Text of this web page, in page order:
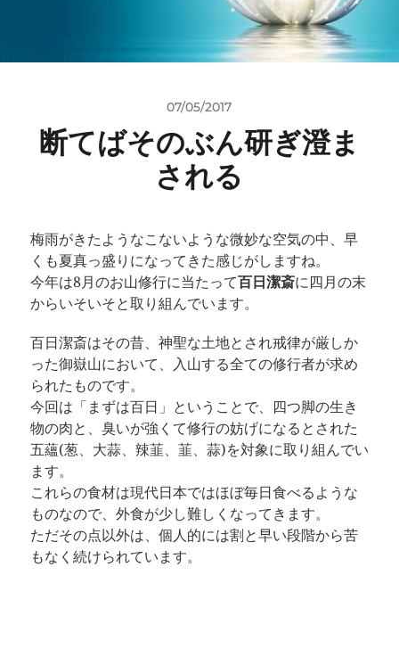
07/05/2017
断てばそのぶん研ぎ澄ま
される
梅雨がきたようなこないような微妙な空気の中、早
くも夏真っ盛りになってきた感じがしますね。
今年は8月のお山修行に当たって百日潔斎に四月の末
からいそいそと取り組んでいます。
百日潔斎はその昔、神聖な土地とされ戒律が厳しか
った御嶽山において、入山する全ての修行者が求め
られたものです。
今回は「まずは百日」ということで、四つ脚の生き
物の肉と、臭いが強くて修行の妨げになるとされた
五蘊(葱、大蒜、辣韮、韮、蒜)を対象に取り組んでい
ます。
これらの食材は現代日本ではほぼ毎日食べるような
ものなので、外食が少し難しくなってきます。
ただその点以外は、個人的には割と早い段階から苦
もなく続けられています。